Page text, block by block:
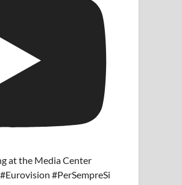
at the Media Center
#PerSempreSi